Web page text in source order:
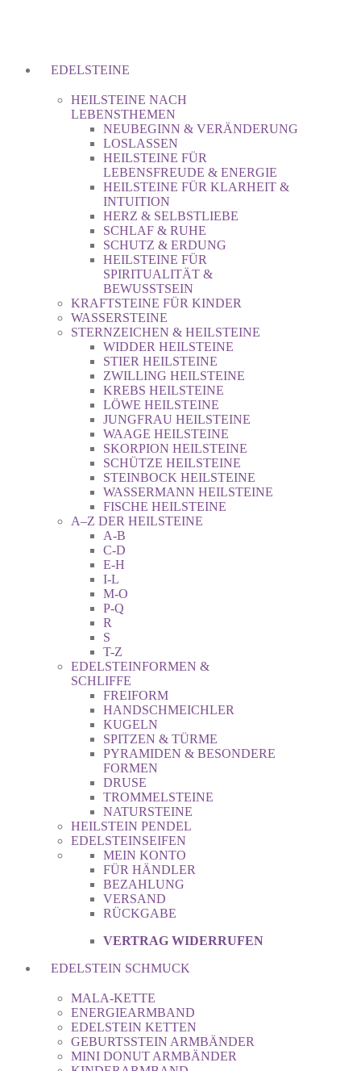
EDELSTEINE
HEILSTEINE NACH
LEBENSTHEMEN
NEUBEGINN & VERÄNDERUNG
LOSLASSEN
HEILSTEINE FÜR
LEBENSFREUDE & ENERGIE
HEILSTEINE FÜR KLARHEIT &
INTUITION
HERZ & SELBSTLIEBE
SCHLAF & RUHE
SCHUTZ & ERDUNG
HEILSTEINE FÜR
SPIRITUALITÄT &
BEWUSSTSEIN
KRAFTSTEINE FÜR KINDER
WASSERSTEINE
STERNZEICHEN & HEILSTEINE
WIDDER HEILSTEINE
STIER HEILSTEINE
ZWILLING HEILSTEINE
KREBS HEILSTEINE
LÖWE HEILSTEINE
JUNGFRAU HEILSTEINE
WAAGE HEILSTEINE
SKORPION HEILSTEINE
SCHÜTZE HEILSTEINE
STEINBOCK HEILSTEINE
WASSERMANN HEILSTEINE
FISCHE HEILSTEINE
A–Z DER HEILSTEINE
A-B
C-D
E-H
I-L
M-O
P-Q
R
S
T-Z
EDELSTEINFORMEN &
SCHLIFFE
FREIFORM
HANDSCHMEICHLER
KUGELN
SPITZEN & TÜRME
PYRAMIDEN & BESONDERE
FORMEN
DRUSE
TROMMELSTEINE
NATURSTEINE
HEILSTEIN PENDEL
EDELSTEINSEIFEN
MEIN KONTO
FÜR HÄNDLER
BEZAHLUNG
VERSAND
RÜCKGABE
VERTRAG WIDERRUFEN
EDELSTEIN SCHMUCK
MALA-KETTE
ENERGIEARMBAND
EDELSTEIN KETTEN
GEBURTSSTEIN ARMBÄNDER
MINI DONUT ARMBÄNDER